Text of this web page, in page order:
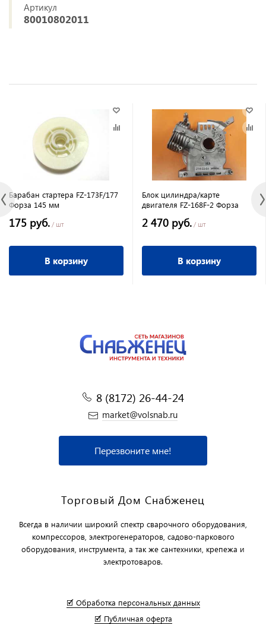
Артикул
80010802011
Барабан стартера FZ-173F/177
Форза 145 мм
175 руб. / шт
В корзину
Блок цилиндра/карте
двигателя FZ-168F-2 Форза
2 470 руб. / шт
В корзину
8 (8172) 26-44-24
market@volsnab.ru
Перезвоните мне!
Торговый Дом Снабженец
Всегда в наличии широкий спектр сварочного оборудования,
компрессоров, электрогенераторов, садово-паркового
оборудования, инструмента, а так же сантехники, крепежа и
электротоваров.
🗹 Обработка персональных данных
🗹 Публичная оферта